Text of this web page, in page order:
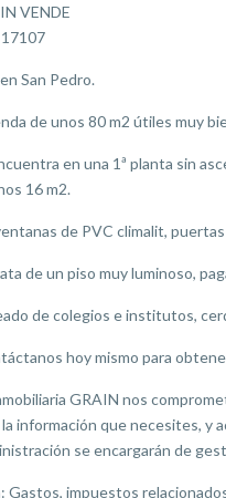
VENDE
17107
San Pedro.
de unos 80 m2 útiles muy
en una 1ª planta sin
16 m2.
de PVC climalit,
de un piso muy luminoso,
de colegios e institutos,
hoy mismo para
GRAIN nos
información que necesites, y
se encargarán de
Gastos, impuestos